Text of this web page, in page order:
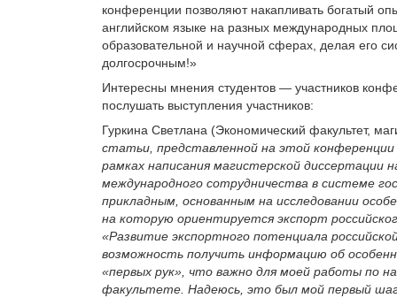
конференции позволяют накапливать богатый
английском языке на разных международных
образовательной и научной сферах, делая его
долгосрочным!»
Интересны мнения студентов — участников
послушать выступления участников:
Гуркина Светлана (Экономический факультет,
статьи, представленной на этой
рамках написания магистерской диссертации
международного сотрудничества в системе
прикладным, основанным на исследовании
на которую ориентируется экспорт
«Развитие экспортного потенциала
возможность получить информацию об
«первых рук», что важно для моей работы по
факультете. Надеюсь, это был мой первый шаг